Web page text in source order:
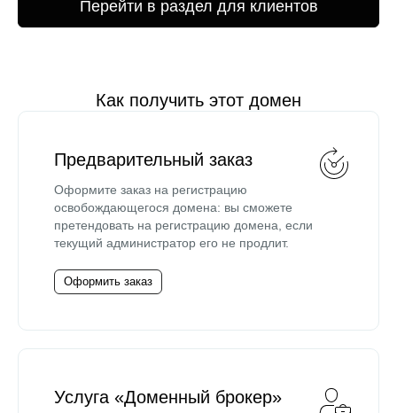
Перейти в раздел для клиентов
Как получить этот домен
Предварительный заказ
Оформите заказ на регистрацию
освобождающегося домена: вы сможете
претендовать на регистрацию домена, если
текущий администратор его не продлит.
Оформить заказ
Услуга «Доменный брокер»